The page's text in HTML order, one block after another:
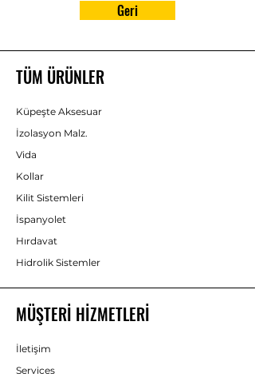
Geri
TÜM ÜRÜNLER
Küpeşte Aksesuar
İzolasyon Malz.
Vida
Kollar
Kilit Sistemleri
İspanyolet
Hırdavat
Hidrolik Sistemler
MÜŞTERİ HİZMETLERİ
İletişim
Services